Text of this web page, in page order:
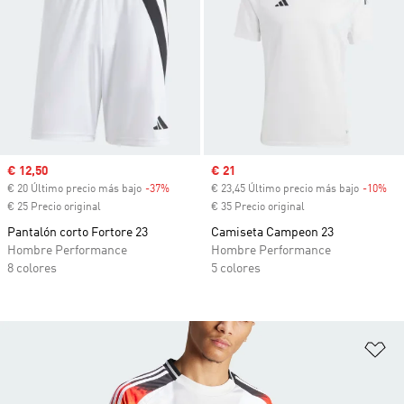
Precio de venta
€ 12,50
€ 20 Último precio más bajo -37% Descuento
€ 25 Precio original
Pantalón corto Fortore 23
Hombre Performance
8 colores
Precio de venta
€ 21
€ 23,45 Último precio más bajo -10%
€ 35 Precio original
Camiseta Campeon 23
Hombre Performance
5 colores